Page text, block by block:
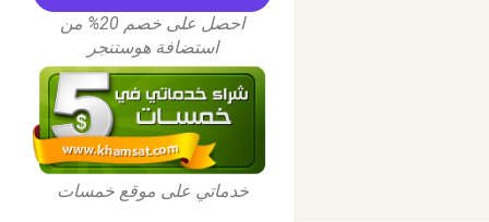
احصل على خصم 20% من
استضافة هوستنجر
خدماتي على موقع خمسات